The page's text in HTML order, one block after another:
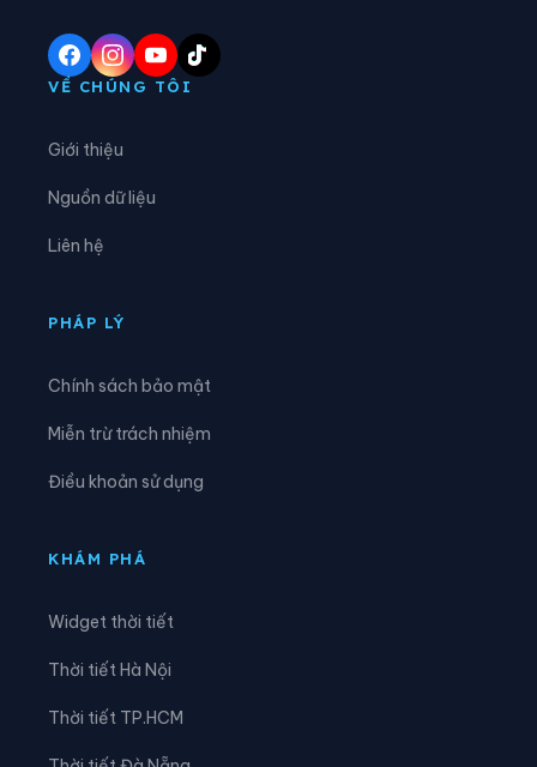
Xã Lương Thế Trân
Xã Nguyễn Phích
Xã Quách Phẩm
Xã Thới Bình
VỀ CHÚNG TÔI
Giới thiệu
Nguồn dữ liệu
Liên hệ
PHÁP LÝ
Chính sách bảo mật
Miễn trừ trách nhiệm
Điều khoản sử dụng
KHÁM PHÁ
Widget thời tiết
Thời tiết Hà Nội
Thời tiết TP.HCM